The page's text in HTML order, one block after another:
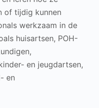
of tijdig kunnen
werkzaam in de
huisartsen, POH-
en jeugdartsen,
en